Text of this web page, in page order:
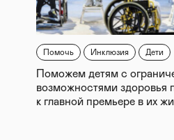
Помочь Инклюзия Дети
Поможем детям с
возможностями здоровья
к главной премьере в их